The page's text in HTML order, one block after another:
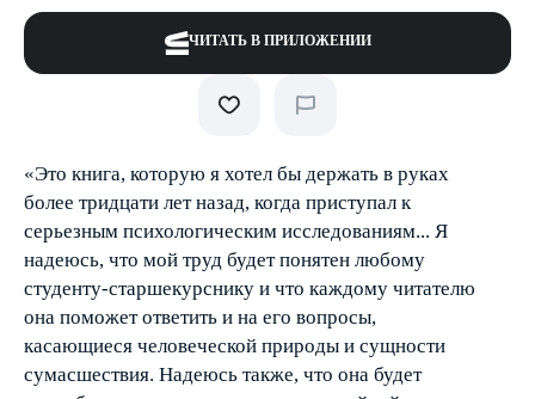
ЧИТАТЬ В ПРИЛОЖЕНИИ
«Это книга, которую я хотел бы держать в руках
более тридцати лет назад, когда приступал к
серьезным психологическим исследованиям... Я
надеюсь, что мой труд будет понятен любому
студенту-старшекурснику и что каждому читателю
она поможет ответить и на его вопросы,
касающиеся человеческой природы и сущности
сумасшествия. Надеюсь также, что она будет